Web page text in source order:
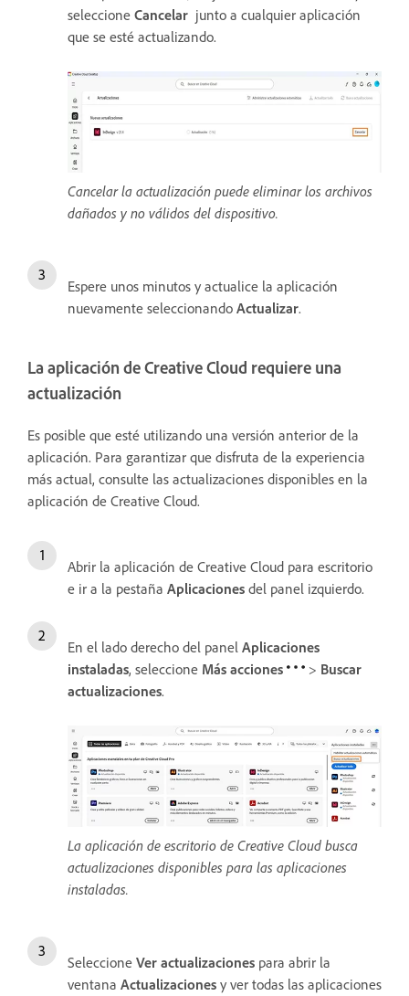
seleccione Cancelar junto a cualquier aplicación
que se esté actualizando.
Cancelar la actualización puede eliminar los archivos
dañados y no válidos del dispositivo.
Espere unos minutos y actualice la aplicación
nuevamente seleccionando Actualizar.
La aplicación de Creative Cloud requiere una
actualización
Es posible que esté utilizando una versión anterior de la
aplicación. Para garantizar que disfruta de la experiencia
más actual, consulte las actualizaciones disponibles en la
aplicación de Creative Cloud.
Abrir la aplicación de Creative Cloud para escritorio
e ir a la pestaña Aplicaciones del panel izquierdo.
En el lado derecho del panel Aplicaciones
instaladas, seleccione Más acciones > Buscar
actualizaciones.
La aplicación de escritorio de Creative Cloud busca
actualizaciones disponibles para las aplicaciones
instaladas.
Seleccione Ver actualizaciones para abrir la
ventana Actualizaciones y ver todas las aplicaciones